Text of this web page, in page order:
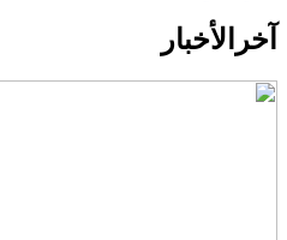
آخر الأخبار